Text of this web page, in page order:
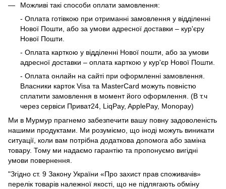
Можливі такі способи оплати замовлення:
- Оплата готівкою при отриманні замовлення у відділенні
Нової Пошти, або за умови адресної доставки – кур'єру
Нової Пошти.
- Оплата карткою у відділенні Нової пошти, або за умови
адресної доставки – оплата карткою у кур'єр Нової Пошти.
- Оплата онлайн на сайті при оформленні замовлення.
Власники карток Visa та MasterCard можуть повністю
сплатити замовлення в момент його оформлення. (В т.ч
через сервіси Приват24, LiqPay, ApplePay, Monopay)
Ми в Мурмур прагнемо забезпечити вашу повну задоволеність
нашими продуктами. Ми розуміємо, що іноді можуть виникати
ситуації, коли вам потрібна додаткова допомога або заміна
товару. Тому ми надаємо гарантію та пропонуємо вигідні
умови повернення.
"Згідно ст. 9 Закону України «Про захист прав споживачів»
перелік товарів належної якості, що не підлягають обміну